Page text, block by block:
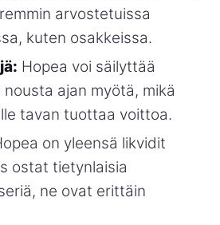
arvostetuissa
kuten osakkeissa.
Hopea voi säilyttää
ajan myötä, mikä
tavan tuottaa voittoa.
on yleensä likvidit
ostat tietynlaisia
ne ovat erittäin